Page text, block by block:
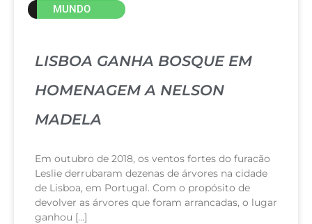
MUNDO
LISBOA GANHA BOSQUE EM
HOMENAGEM A NELSON
MADELA
Em outubro de 2018, os ventos fortes do furacão
Leslie derrubaram dezenas de árvores na cidade
de Lisboa, em Portugal. Com o propósito de
devolver as árvores que foram arrancadas, o lugar
ganhou […]